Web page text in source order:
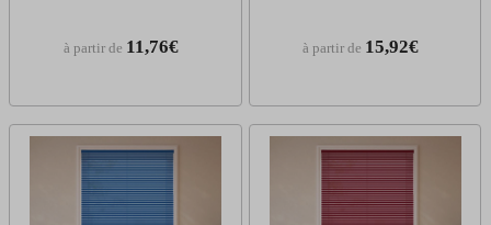
à partir de 11,76€ à partir de 15,92€